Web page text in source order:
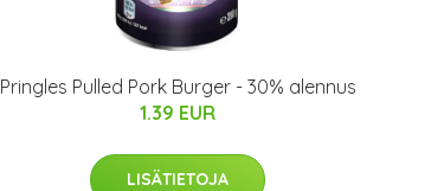
Pringles Pulled Pork Burger - 30% alennus
1.39 EUR
LISÄTIETOJA